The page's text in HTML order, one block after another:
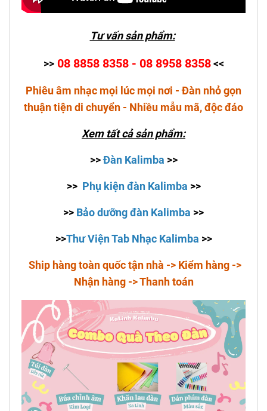
Tư vấn sản phẩm:
>>08 8858 8358 - 08 8958 8358<<
Phiêu âm nhạc mọi lúc mọi nơi - Đàn nhỏ gọn
thuận tiện di chuyển - Nhiều mẫu mã, độc đáo
Xem tất cả sản phẩm:
>>Đàn Kalimba >>
>> Phụ kiện đàn Kalimba >>
>> Bảo dưỡng đàn Kalimba >>
>>Thư Viện Tab Nhạc Kalimba >>
Ship hàng toàn quốc tận nhà -> Kiểm hàng ->
Nhận hàng -> Thanh toán